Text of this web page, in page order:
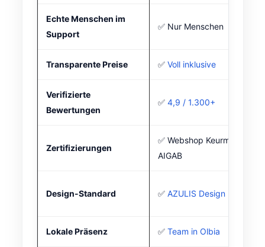
Echte Menschen im
Support
✅ Nur Menschen
Transparente Preise ✅ Voll inklusive
Verifizierte
Bewertungen
✅ 4,9 / 1.300+
Zertifizierungen
✅ Webshop Keurmerk +
AIGAB
Design-Standard ✅ AZULIS Design
Lokale Präsenz ✅ Team in Olbia